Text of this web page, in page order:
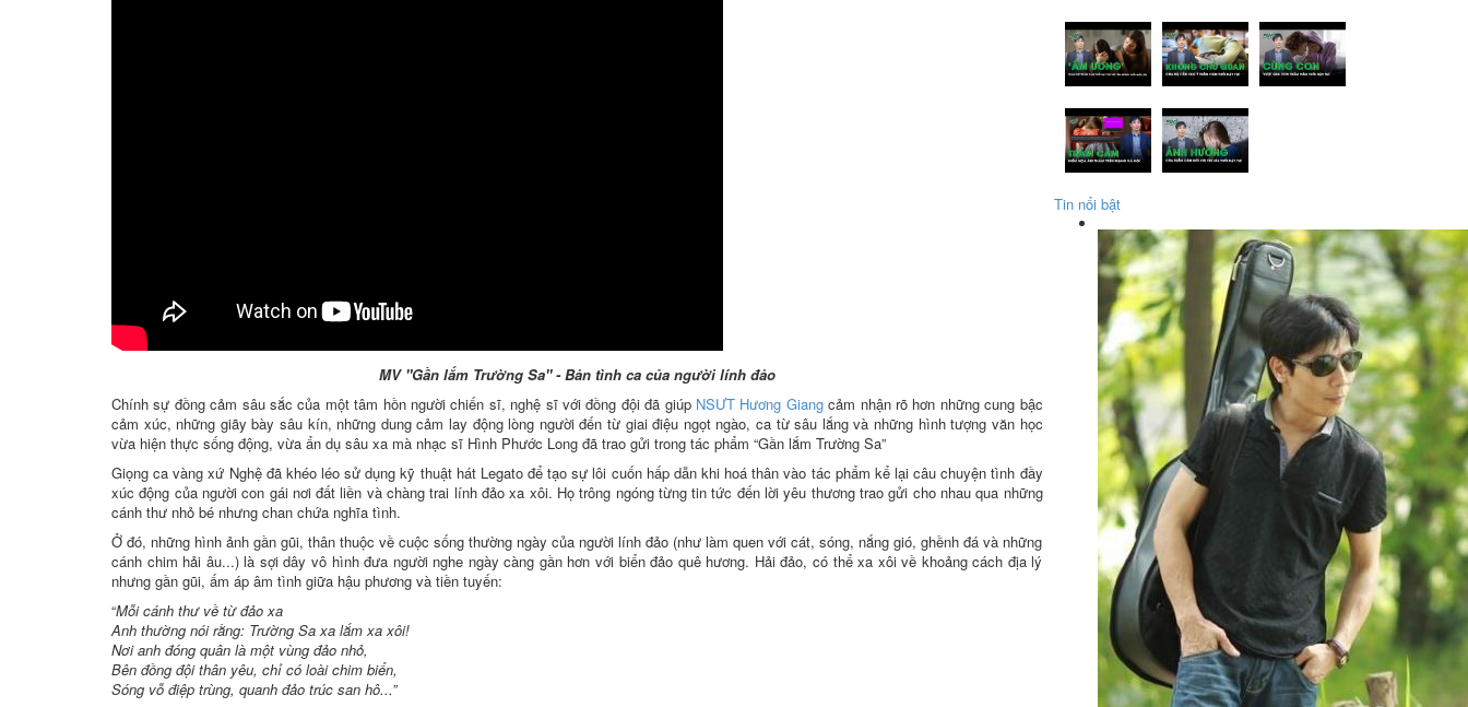
MV "Gần lắm Trường Sa" - Bản tình ca của người lính đảo
Chính sự đồng cảm sâu sắc của một tâm hồn người chiến sĩ, nghệ sĩ với đồng đội đã giúp NSƯT Hương Giangcảm nhận rõ hơn những cung bậc
cảm xúc, những giãy bày sâu kín, những dung cảm lay động lòng người đến từ giai điệu ngọt ngào, ca từ sâu lắng và những hình tượng văn học
vừa hiện thực sống động, vừa ẩn dụ sâu xa mà nhạc sĩ Hình Phước Long đã trao gửi trong tác phẩm “Gần lắm Trường Sa”
Giọng ca vàng xứ Nghệ đã khéo léo sử dụng kỹ thuật hát Legato để tạo sự lôi cuốn hấp dẫn khi hoá thân vào tác phẩm kể lại câu chuyện tình đầy
xúc động của người con gái nơi đất liền và chàng trai lính đảo xa xôi. Họ trông ngóng từng tin tức đến lời yêu thương trao gửi cho nhau qua những
cánh thư nhỏ bé nhưng chan chứa nghĩa tình.
Ở đó, những hình ảnh gần gũi, thân thuộc về cuộc sống thường ngày của người lính đảo (như làm quen với cát, sóng, nắng gió, ghềnh đá và những
cánh chim hải âu...) là sợi dây vô hình đưa người nghe ngày càng gần hơn với biển đảo quê hương. Hải đảo, có thể xa xôi về khoảng cách địa lý
nhưng gần gũi, ấm áp âm tình giữa hậu phương và tiền tuyến:
“Mỗi cánh thư về từ đảo xa
Anh thường nói rằng: Trường Sa xa lắm xa xôi!
Nơi anh đóng quân là một vùng đảo nhỏ,
Bên đồng đội thân yêu, chỉ có loài chim biển,
Sóng vỗ điệp trùng, quanh đảo trúc san hô...”
Tin nổi bật